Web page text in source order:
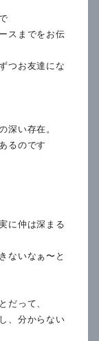
スまでをお伝
つお友達にな
深い存在。
るのです
に仲は深まる
ないなぁ〜と
だって、
、分からない